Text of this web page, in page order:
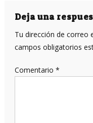
entradas
Deja una
Tu dirección de correo
campos obligatorios
Comentario *